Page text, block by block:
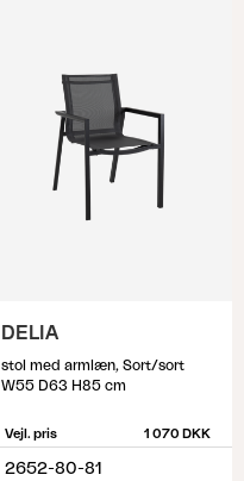
DELIA
stol med armlæn, Sort/sort
W55 D63 H85 cm
Vejl. pris 1 070 DKK
2652-80-81